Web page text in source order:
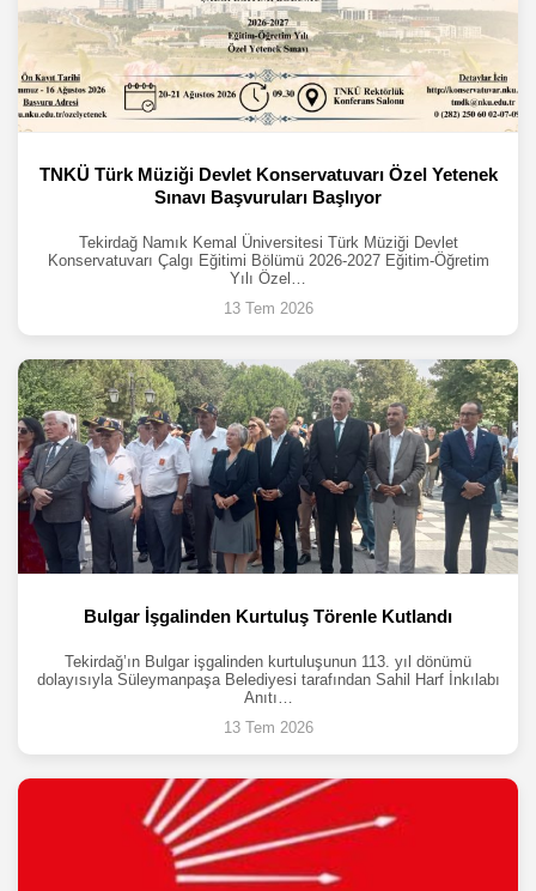
TNKÜ Türk Müziği Devlet Konservatuvarı Özel Yetenek
Sınavı Başvuruları Başlıyor
Tekirdağ Namık Kemal Üniversitesi Türk Müziği Devlet
Konservatuvarı Çalgı Eğitimi Bölümü 2026-2027 Eğitim-Öğretim
Yılı Özel…
13 Tem 2026
Bulgar İşgalinden Kurtuluş Törenle Kutlandı
Tekirdağ’ın Bulgar işgalinden kurtuluşunun 113. yıl dönümü
dolayısıyla Süleymanpaşa Belediyesi tarafından Sahil Harf İnkılabı
Anıtı…
13 Tem 2026